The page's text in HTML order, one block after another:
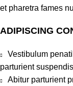
et pharetra fames
ADIPISCING
Vestibulum
parturient
Abitur parturient